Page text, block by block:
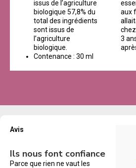
issus de l’agriculture
biologique 57,8% du
total des ingrédients
sont issus de
l’agriculture
biologique.
Contenance : 30 ml
aux
3
Avis
Ils nous font confiance
Parce que rien ne vaut les